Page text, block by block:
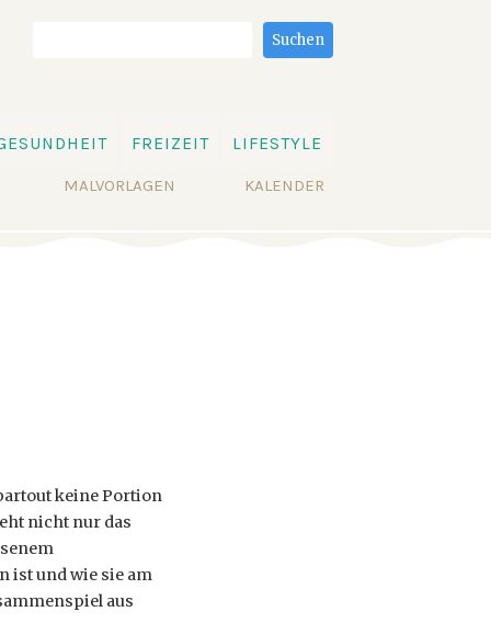
FREIZEIT LIFESTYLE
MALVORLAGEN KALENDER
Suchen
keine Portion
nicht nur das
ist und wie sie am
aus